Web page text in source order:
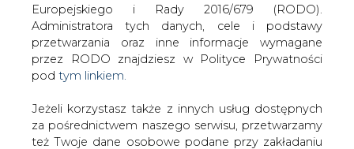
WŁĄCZ CIRE.TV
Europejskiego i Rady 2016/679 (RODO).
Administratora tych danych, cele i podstawy
przetwarzania oraz inne informacje wymagane
przez RODO znajdziesz w Polityce Prywatności
pod tym linkiem.
Jeżeli korzystasz także z innych usług dostępnych
za pośrednictwem naszego serwisu, przetwarzamy
też Twoje dane osobowe podane przy zakładaniu